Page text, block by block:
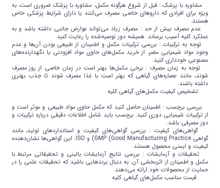
مشاوره با پزشک : قبل از شروع هرگونه مکمل، مشاوره با پزشک ضروری است، به
ویژه برای افرادی که داروهای خاصی مصرف می‌کنند یا دارای شرایط پزشکی خاص
هستند.
عدم مصرف بیش از حد : مصرف زیاد می‌تواند عوارض جانبی داشته باشد و به
عملکرد کلیه آسیب برساند. همیشه دوز توصیه‌شده را رعایت کنید.
توجه به ترکیبات : بررسی ترکیبات مکمل و اطمینان از طبیعی بودن آن‌ها و عدم
وجود مواد شیمیایی مضر. از خرید مکمل‌های حاوی مواد افزودنی یا نگهدارنده‌های
مصنوعی خودداری کنید.
توجه به زمان مصرف : برخی مکمل‌ها بهتر است در زمان خاصی از روز مصرف
شوند، مانند عصاره‌های گیاهی که بهتر است با غذا مصرف شوند تا جذب بهتری
داشته باشند.
تشخیص کیفیت مکمل‌های گیاهی کلیه
بررسی برچسب : اطمینان حاصل کنید که مکمل حاوی مواد طبیعی و موثر است و
از ترکیبات شیمیایی دوری کنید. برچسب باید شامل اطلاعات دقیقی درباره ترکیبات و
دوز مصرفی باشد.
گواهی‌های کیفیت : بررسی گواهی‌های کیفیت و استانداردهای تولید، مانند
گواهی GMP (Good Manufacturing Practice) و ISO. این گواهی‌ها نشان‌دهنده
کیفیت و ایمنی محصول هستند.
تحقیقات و آزمایشات : بررسی نتایج آزمایشات بالینی و تحقیقاتی مرتبط با
مکمل و اطمینان از اثربخشی آن. به دنبال برندهایی باشید که تحقیقات علمی را در
حمایت از محصولات خود ارائه می‌دهند.
قیمت مناسب مکمل‌های گیاهی کلیه